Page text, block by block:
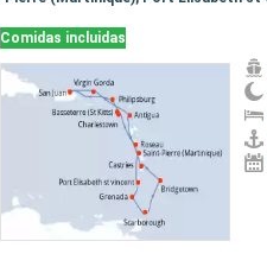
Comidas incluidas